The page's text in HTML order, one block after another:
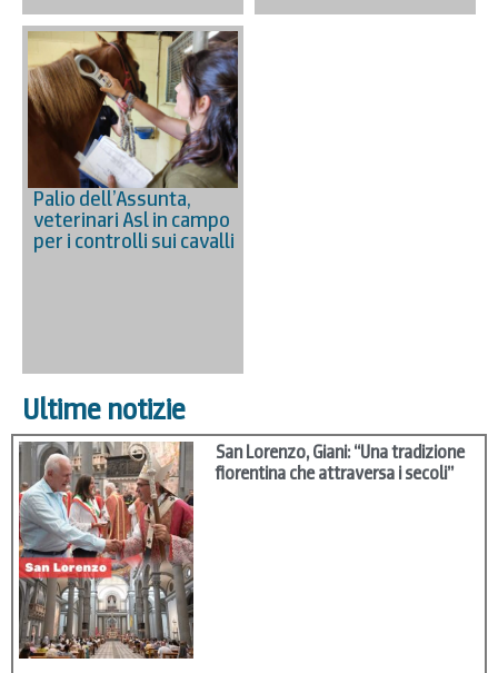
Palio dell’Assunta,
veterinari Asl in campo
per i controlli sui cavalli
Ultime notizie
San Lorenzo, Giani: “Una tradizione
fiorentina che attraversa i secoli”